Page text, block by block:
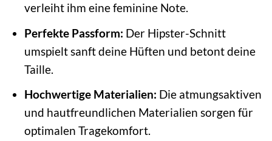
verleiht ihm eine feminine Note.
Perfekte Passform: Der Hipster-Schnitt
umspielt sanft deine Hüften und betont deine
Taille.
Hochwertige Materialien: Die atmungsaktiven
und hautfreundlichen Materialien sorgen für
optimalen Tragekomfort.